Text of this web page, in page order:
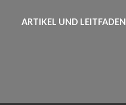
ARTIKEL UND LEITFADEN